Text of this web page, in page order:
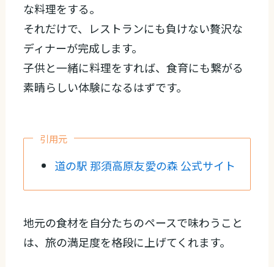
な料理をする。
それだけで、レストランにも負けない贅沢な
ディナーが完成します。
子供と一緒に料理をすれば、食育にも繋がる
素晴らしい体験になるはずです。
引用元
道の駅 那須高原友愛の森 公式サイト
地元の食材を自分たちのペースで味わうこと
は、旅の満足度を格段に上げてくれます。